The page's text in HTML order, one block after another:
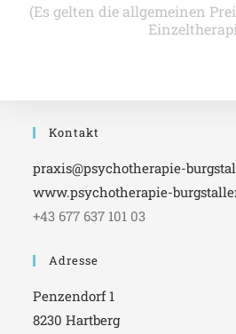
(Es gelten die allgemeinen
Kontakt
praxis@psychotherapie-
www.psychotherapie-
+43 677 637 101 03
Adresse
Penzendorf 1
8230 Hartberg